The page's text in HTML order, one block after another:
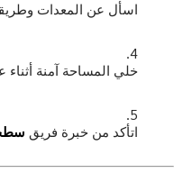
اسأل عن المعدات
خلي المساحة آمنة أثناء
اتأكد من خبرة فريق